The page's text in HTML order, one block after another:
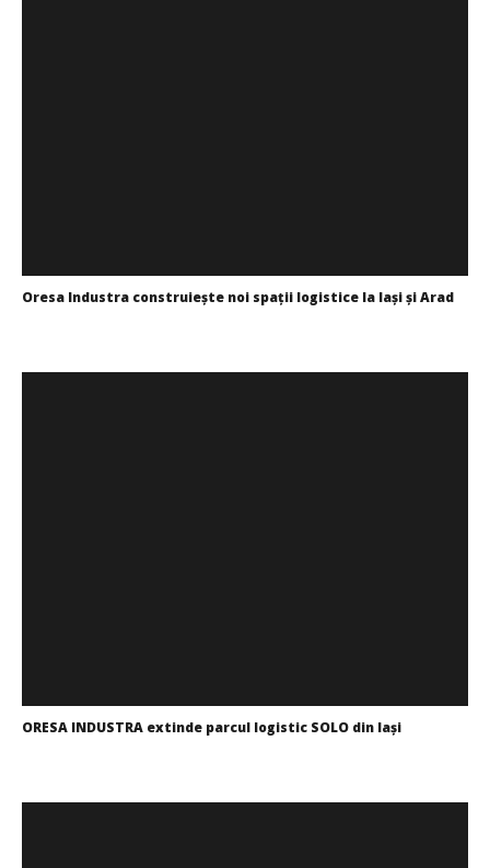
Oresa Industra construiește noi spații logistice la Iași și Arad
ORESA INDUSTRA extinde parcul logistic SOLO din Iași